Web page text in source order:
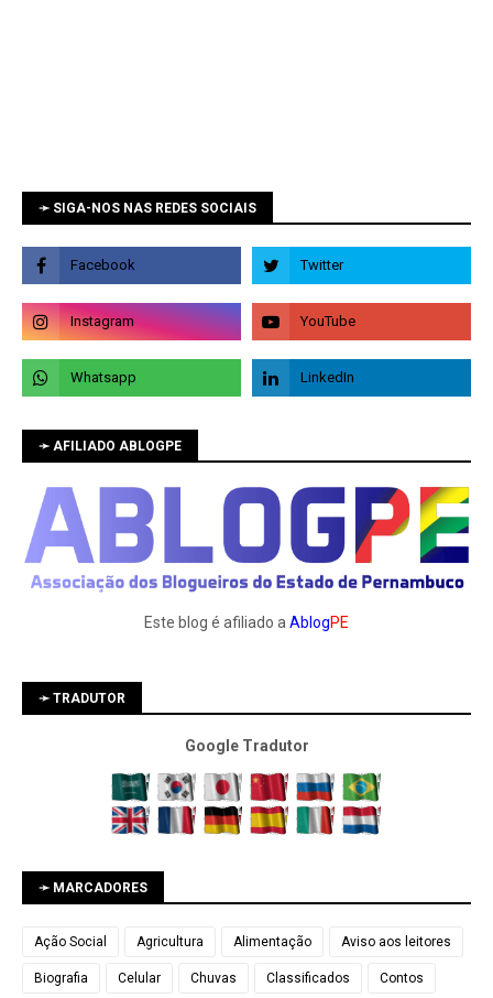
➛ SIGA-NOS NAS REDES SOCIAIS
➛ AFILIADO ABLOGPE
Este blog é afiliado a AblogPE
➛ TRADUTOR
Google Tradutor
➛ MARCADORES
Ação Social Agricultura Alimentação Aviso aos leitores
Biografia Celular Chuvas Classificados Contos